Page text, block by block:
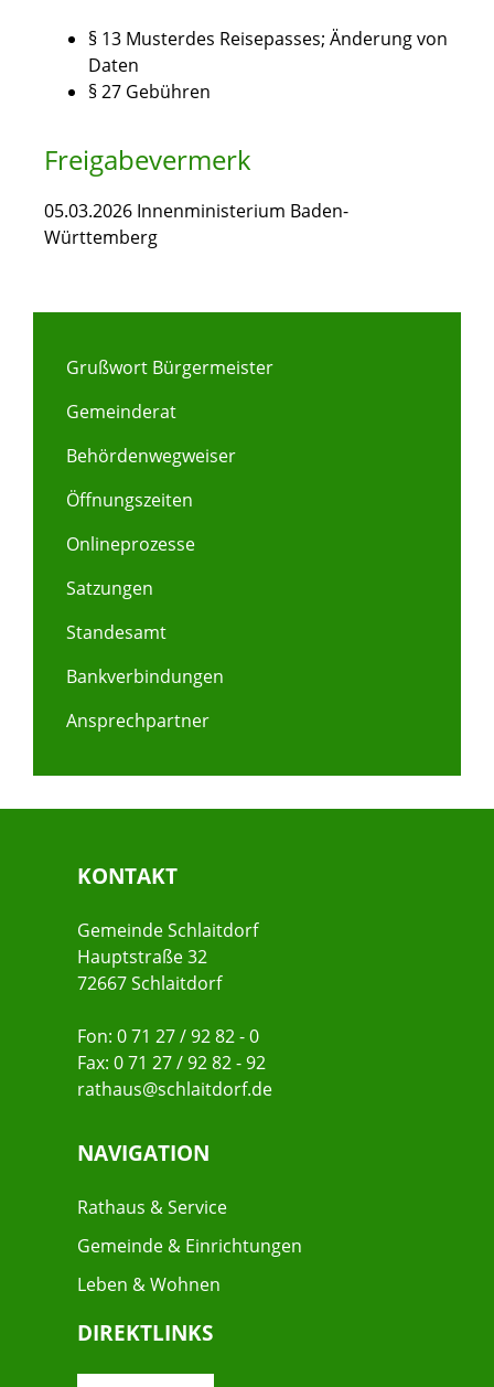
§ 13 Musterdes Reisepasses; Änderung von
Daten
§ 27 Gebühren
Freigabevermerk
05.03.2026 Innenministerium Baden-
Württemberg
Grußwort Bürgermeister
Gemeinderat
Behördenwegweiser
Öffnungszeiten
Onlineprozesse
Satzungen
Standesamt
Bankverbindungen
Ansprechpartner
KONTAKT
Gemeinde Schlaitdorf
Hauptstraße 32
72667 Schlaitdorf
Fon: 0 71 27 / 92 82 - 0
Fax: 0 71 27 / 92 82 - 92
rathaus@schlaitdorf.de
NAVIGATION
Rathaus & Service
Gemeinde & Einrichtungen
Leben & Wohnen
DIREKTLINKS